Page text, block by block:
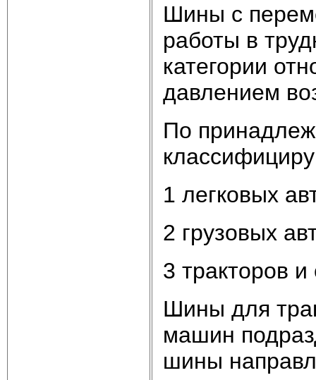
Шины с
работы в
категории
давлением
По
1 легковых
2 грузовых
3 тракторов
Шины для
машин
шины